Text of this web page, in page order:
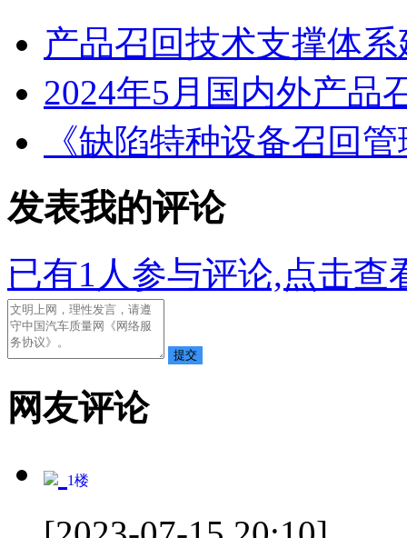
产品召回技术支撑体
2024年5月国内外产品
《缺陷特种设备召回
发表我的评论
已有1 人参与评论,点击查
网友评论
1楼